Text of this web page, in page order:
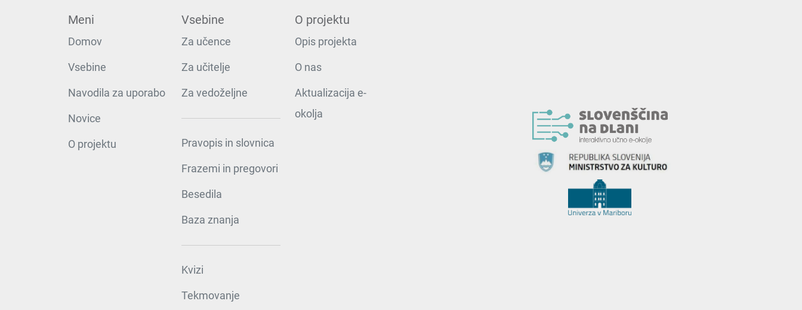
Meni
Domov
Vsebine
Navodila za uporabo
Novice
O projektu
Vsebine
Za učence
Za učitelje
Za vedoželjne
Pravopis in slovnica
Frazemi in pregovori
Besedila
Baza znanja
Kvizi
Tekmovanje
O projektu
Opis projekta
O nas
Aktualizacija e-
okolja